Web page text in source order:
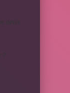
denir